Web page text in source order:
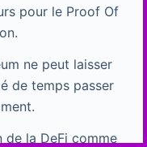
pour le Proof Of
ne peut laisser
de temps passer
de la DeFi comme